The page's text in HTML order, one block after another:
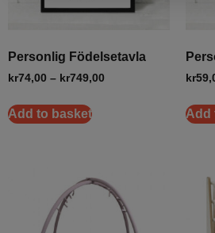
Personlig Födelsetavla
kr74,00 – kr749,00
Add to basket
kr
Add